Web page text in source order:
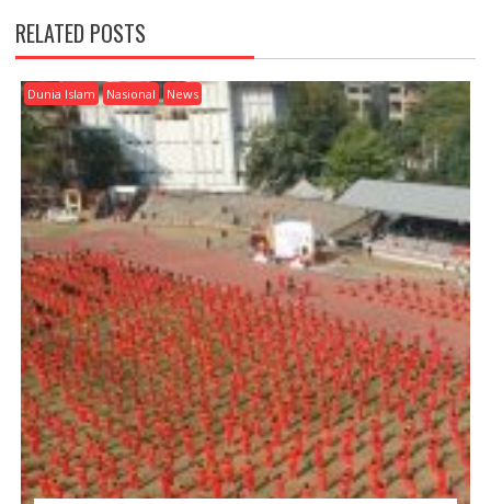
A
V
I
G
A
T
O
N
RELATED POSTS
Dunia Islam Nasional News